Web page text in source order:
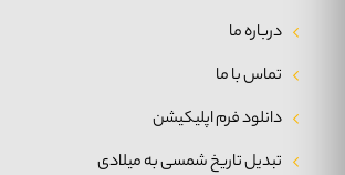
درباره ما
تماس با ما
دانلود فرم اپلیکیشن
تبدیل تاریخ شمسی به میلادی